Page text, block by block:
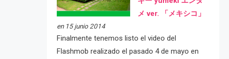
メ ver. 「メキシコ」
en 15 junio 2014
Finalmente tenemos listo el video del
Flashmob realizado el pasado 4 de mayo en